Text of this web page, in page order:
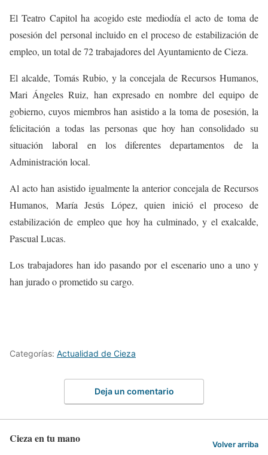
El Teatro Capitol ha acogido este mediodía el acto de toma de
posesión del personal incluido en el proceso de estabilización de
empleo, un total de 72 trabajadores del Ayuntamiento de Cieza.
El alcalde, Tomás Rubio, y la concejala de Recursos Humanos,
Mari Ángeles Ruiz, han expresado en nombre del equipo de
gobierno, cuyos miembros han asistido a la toma de posesión, la
felicitación a todas las personas que hoy han consolidado su
situación laboral en los diferentes departamentos de la
Administración local.
Al acto han asistido igualmente la anterior concejala de Recursos
Humanos, María Jesús López, quien inició el proceso de
estabilización de empleo que hoy ha culminado, y el exalcalde,
Pascual Lucas.
Los trabajadores han ido pasando por el escenario uno a uno y
han jurado o prometido su cargo.
Categorías: Actualidad de Cieza
Deja un comentario
Cieza en tu mano Volver arriba